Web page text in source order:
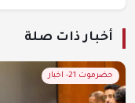
أخبار ذات صلة
حضرموت 21- اخبار